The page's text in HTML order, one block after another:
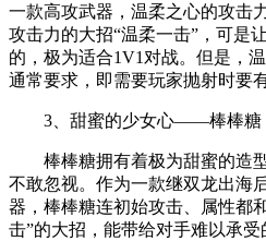
一款高攻武器，温柔之心的攻击
攻击力的大招“温柔一击”，可是
的，极为适合1V1对战。但是，
通常要求，即需要玩家抛射时要
3、甜蜜的少女心——棒棒糖
棒棒糖拥有着极为甜蜜的造
不敢忽视。作为一款继双龙出海
器，棒棒糖连初始攻击、属性都
击”的大招，能带给对手难以承